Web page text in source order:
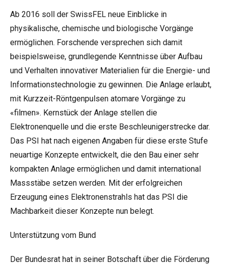
Ab 2016 soll der SwissFEL neue Einblicke in
physikalische, chemische und biologische Vorgänge
ermöglichen. Forschende versprechen sich damit
beispielsweise, grundlegende Kenntnisse über Aufbau
und Verhalten innovativer Materialien für die Energie- und
Informationstechnologie zu gewinnen. Die Anlage erlaubt,
mit Kurzzeit-Röntgenpulsen atomare Vorgänge zu
«filmen». Kernstück der Anlage stellen die
Elektronenquelle und die erste Beschleunigerstrecke dar.
Das PSI hat nach eigenen Angaben für diese erste Stufe
neuartige Konzepte entwickelt, die den Bau einer sehr
kompakten Anlage ermöglichen und damit international
Massstäbe setzen werden. Mit der erfolgreichen
Erzeugung eines Elektronenstrahls hat das PSI die
Machbarkeit dieser Konzepte nun belegt.
Unterstützung vom Bund
Der Bundesrat hat in seiner Botschaft über die Förderung